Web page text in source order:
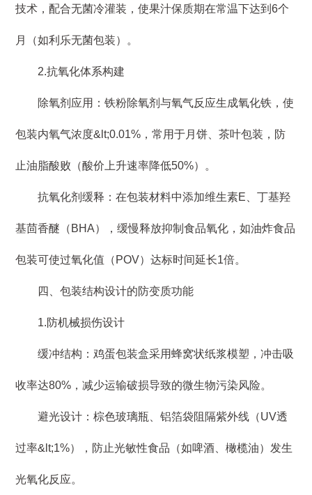
技术，配合无菌冷灌装，使果汁保质期在常温下达到6个
月（如利乐无菌包装）。
2.抗氧化体系构建
除氧剂应用：铁粉除氧剂与氧气反应生成氧化铁，使
包装内氧气浓度&lt;0.01%，常用于月饼、茶叶包装，防
止油脂酸败（酸价上升速率降低50%）。
抗氧化剂缓释：在包装材料中添加维生素E、丁基羟
基茴香醚（BHA），缓慢释放抑制食品氧化，如油炸食品
包装可使过氧化值（POV）达标时间延长1倍。
四、包装结构设计的防变质功能
1.防机械损伤设计
缓冲结构：鸡蛋包装盒采用蜂窝状纸浆模塑，冲击吸
收率达80%，减少运输破损导致的微生物污染风险。
避光设计：棕色玻璃瓶、铝箔袋阻隔紫外线（UV透
过率&lt;1%），防止光敏性食品（如啤酒、橄榄油）发生
光氧化反应。